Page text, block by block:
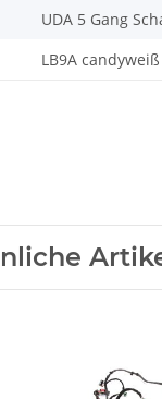
UDA 5 Gang
LB9A candyweiß